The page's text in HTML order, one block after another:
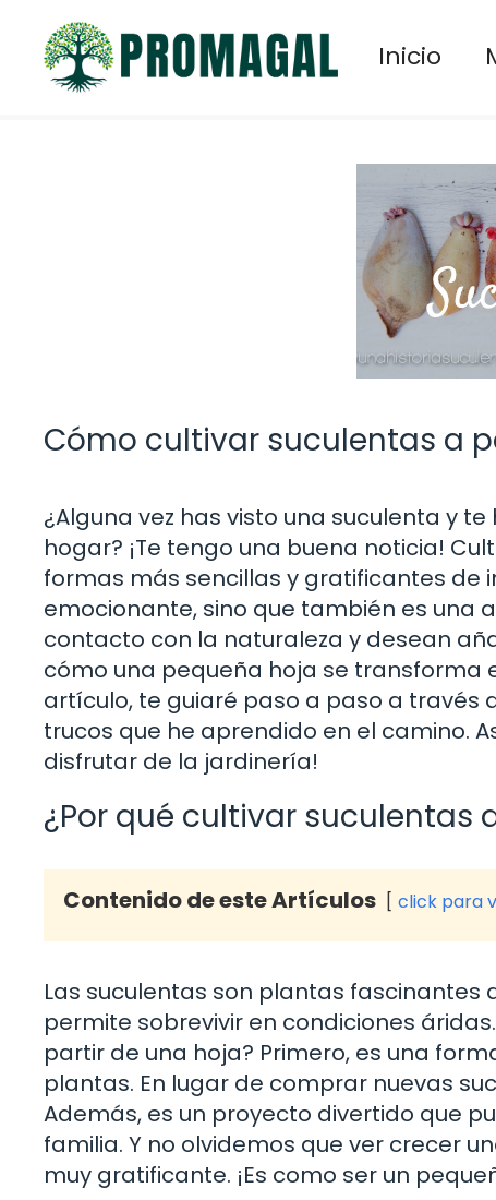
contenido
Inicio
Cómo cultivar suculentas a
¿Alguna vez has visto una suculenta y
hogar? ¡Te tengo una buena noticia!
formas más sencillas y gratificantes de
emocionante, sino que también es
contacto con la naturaleza y desean
cómo una pequeña hoja se transforma
artículo, te guiaré paso a paso a través
trucos que he aprendido en el camino.
disfrutar de la jardinería!
¿Por qué cultivar suculentas
Contenido de este Artículos click para
Las suculentas son plantas fascinantes
permite sobrevivir en condiciones
partir de una hoja? Primero, es una
plantas. En lugar de comprar nuevas
Además, es un proyecto divertido que
familia. Y no olvidemos que ver crecer
muy gratificante. ¡Es como ser un